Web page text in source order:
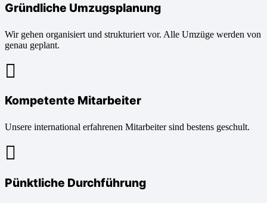
Gründliche Umzugsplanung
Wir gehen organisiert und strukturiert vor. Alle Umzüge werden von
genau geplant.
Kompetente Mitarbeiter
Unsere international erfahrenen Mitarbeiter sind bestens geschult.
Pünktliche Durchführung